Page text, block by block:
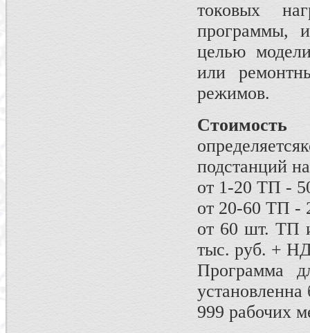
токовых
программы,
целью
или
режимов.
подстанций
от 1-20 ТП -
от 20-60 ТП -
от 60 шт. ТП
тыс. руб. +
Программа
999 рабочих